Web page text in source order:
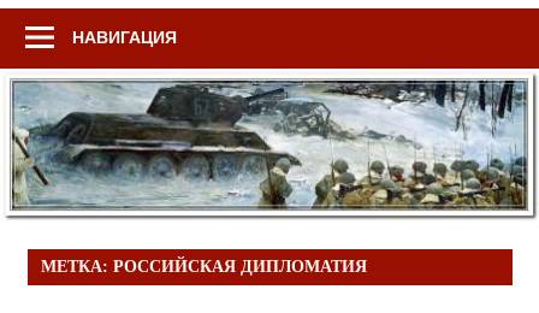
НАВИГАЦИЯ
МЕТКА: РОССИЙСКАЯ ДИПЛОМАТИЯ